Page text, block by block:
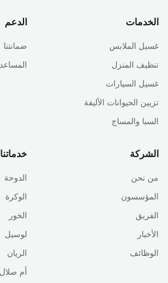
الخدمات
غسيل الملابس
تنظيف المنزل
غسيل السيارات
تزيين الحيوانات الأليفة
السبا والمساج
الدعم
ضمانتنا
الشركة
من نحن
المؤسسون
الفريق
الأخبار
الوظائف
الدوحة
الوكرة
الخور
لوسيل
الريان
أم صلال